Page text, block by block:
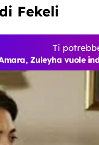
Fekeli
Ti
Zuleyha vuole